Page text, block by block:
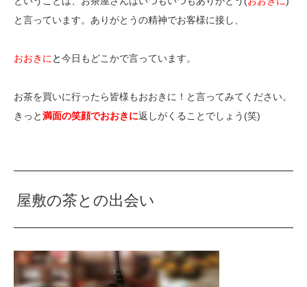
と言っています。ありがとうの精神でお客様に接し、
おおきにと今日もどこかで言っています。
お茶を買いに行ったら皆様もおおきに！と言ってみてください。
きっと満面の笑顔でおおきに返しがくることでしょう(笑)
屋敷の茶との出会い